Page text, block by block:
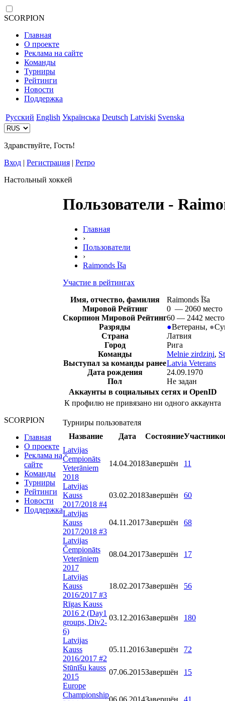
SCORPION
Главная
О проекте
Реклама на сайте
Команды
Турниры
Рейтинги
Новости
Поддержка
Русский English Українська Deutsch Latviski Svenska
Здравствуйте, Гость!
Вход | Регистрация | Ретро
Настольный хоккей
SCORPION
Главная
О проекте
Реклама на
сайте
Команды
Турниры
Рейтинги
Новости
Поддержка
Пользователи -
Главная
›
Пользователи
›
Raimonds Īša
Участие в рейтингах
Имя, отчество, фамилия
Raimonds Īša
Мировой Рейтинг
0 — 2060
Скорпион Мировой Рейтинг60 — 2442 место
Разряды
●Ветераны, ●
Страна
Латвия
Город
Рига
Команды
Melnie zirdziņi,
Выступал за команды ранееLatvia Veterans
Дата рождения
24.09.1970
Пол
Не задан
Аккаунты в социальных сетях и OpenID
К профилю не привязано ни одного аккаунта
Турниры пользователя
Название
Дата Состояние
Latvijas
Čempionāts
Veterāniem
2018
14.04.2018Завершён 11
Latvijas
Kauss
2017/2018 #4
03.02.2018Завершён 60
Latvijas
Kauss
2017/2018 #3
04.11.2017Завершён 68
Latvijas
Čempionāts
Veterāniem
2017
08.04.2017Завершён 17
Latvijas
Kauss
2016/2017 #3
18.02.2017Завершён 56
Rīgas Kauss
2016 2 (Day1
groups, Div2-
6)
03.12.2016Завершён 180
Latvijas
Kauss
2016/2017 #2
05.11.2016Завершён 72
Stūnīšu kauss
2015
07.06.2015Завершён
15
Europe
Championship
06.06.2014Завершён 41